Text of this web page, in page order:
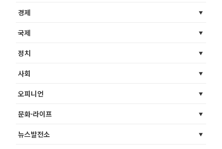
경제
국제
정치
사회
오피니언
문화·라이프
뉴스발전소